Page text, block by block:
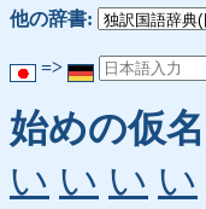
他の辞書:
=>
始めの仮名
い い い い